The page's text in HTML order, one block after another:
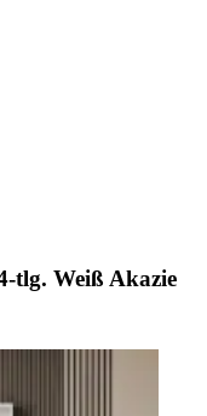
tlg. Weiß Akazie